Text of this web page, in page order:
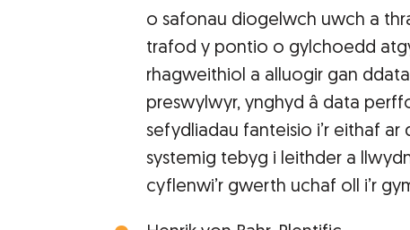
o safonau diogelwch uwch a
trafod y pontio o gylchoedd
rhagweithiol a alluogir gan
preswylwyr, ynghyd â data
sefydliadau fanteisio i’r eithaf ar
systemig tebyg i leithder a
cyflenwi’r gwerth uchaf oll i’r